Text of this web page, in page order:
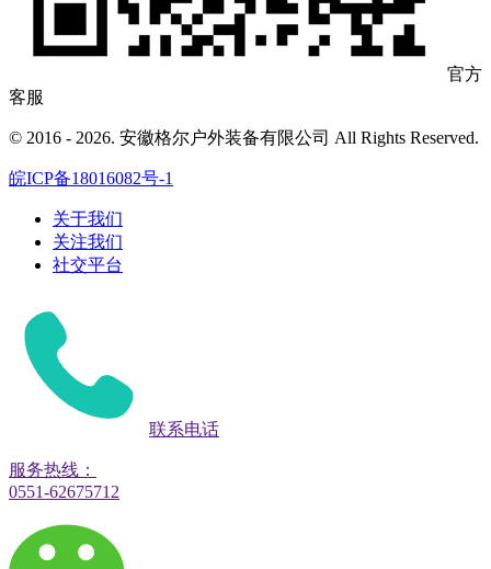
官方
客服
© 2016 - 2026. 安徽格尔户外装备有限公司 All Rights Reserved.
皖ICP备18016082号-1
关于我们
关注我们
社交平台
联系电话
服务热线：
0551-62675712